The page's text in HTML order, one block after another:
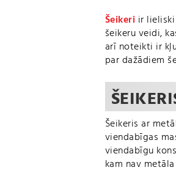
Šeikeri ir
šeikeru veidi,
arī noteikti ir
par dažādiem
Šeikeris ar
viendabīgas
viendabīgu
kam nav